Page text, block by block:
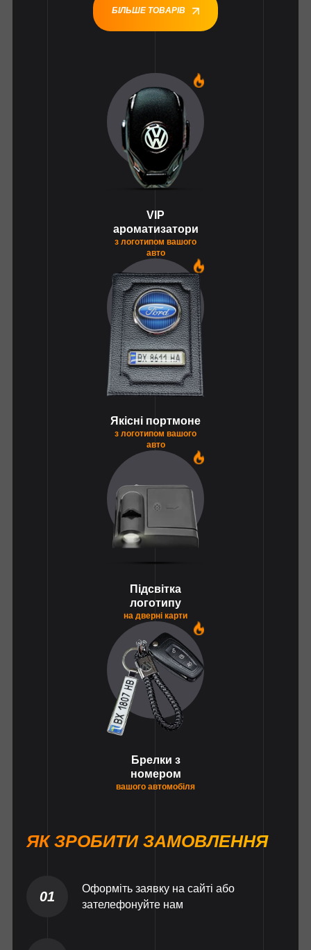
БІЛЬШЕ ТОВАРІВ
VIP
ароматизатори
з логотипом вашого
авто
Якісні портмоне
з логотипом вашого
авто
Підсвітка
логотипу
на дверні карти
Брелки з
номером
вашого автомобіля
ЯК ЗРОБИТИ ЗАМОВЛЕННЯ
01
Оформіть заявку на сайті або
зателефонуйте нам